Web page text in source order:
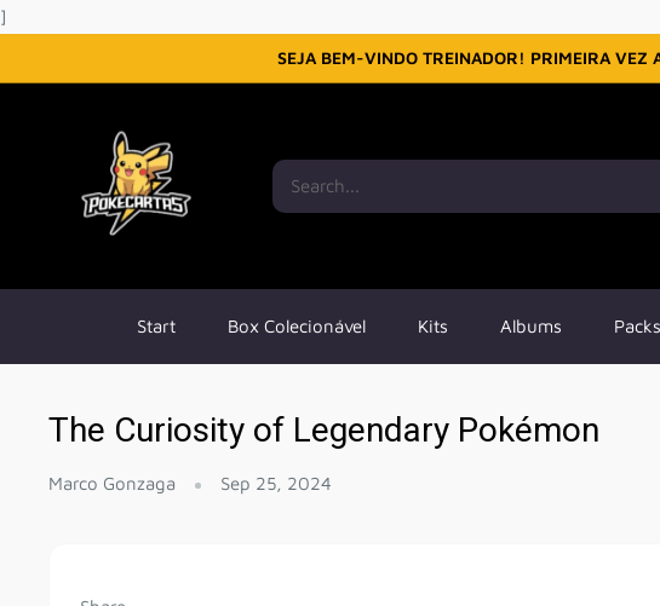
]
content
SEJA BEM-VINDO TREINADOR! PRIMEIRA VEZ
Start Box Colecionável Kits Albums Packs
The Curiosity of Legendary Pokémon
Marco Gonzaga Sep 25, 2024